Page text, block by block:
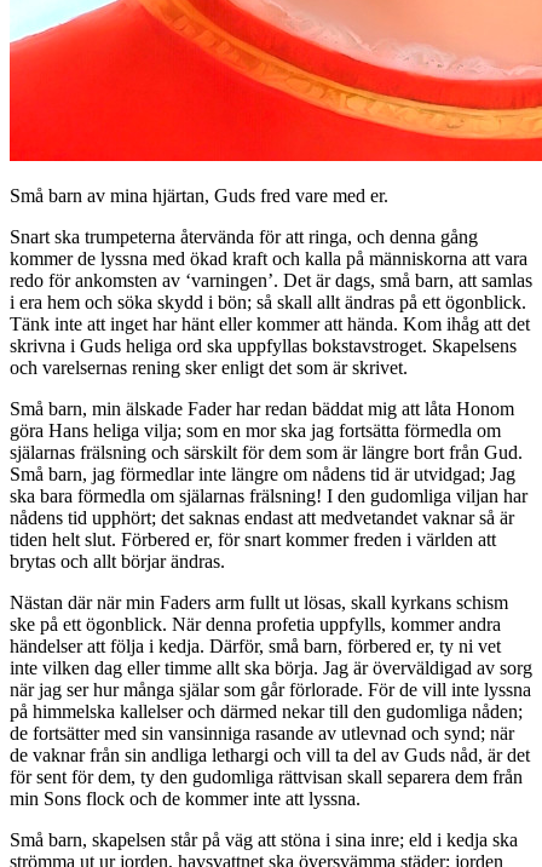
Små barn av mina hjärtan, Guds fred vare med er.
Snart ska trumpeterna återvända för att ringa, och denna gång
kommer de lyssna med ökad kraft och kalla på människorna att vara
redo för ankomsten av ‘varningen’. Det är dags, små barn, att samlas
i era hem och söka skydd i bön; så skall allt ändras på ett ögonblick.
Tänk inte att inget har hänt eller kommer att hända. Kom ihåg att det
skrivna i Guds heliga ord ska uppfyllas bokstavstroget. Skapelsens
och varelsernas rening sker enligt det som är skrivet.
Små barn, min älskade Fader har redan bäddat mig att låta Honom
göra Hans heliga vilja; som en mor ska jag fortsätta förmedla om
själarnas frälsning och särskilt för dem som är längre bort från Gud.
Små barn, jag förmedlar inte längre om nådens tid är utvidgad; Jag
ska bara förmedla om själarnas frälsning! I den gudomliga viljan har
nådens tid upphört; det saknas endast att medvetandet vaknar så är
tiden helt slut. Förbered er, för snart kommer freden i världen att
brytas och allt börjar ändras.
Nästan där när min Faders arm fullt ut lösas, skall kyrkans schism
ske på ett ögonblick. När denna profetia uppfylls, kommer andra
händelser att följa i kedja. Därför, små barn, förbered er, ty ni vet
inte vilken dag eller timme allt ska börja. Jag är överväldigad av sorg
när jag ser hur många själar som går förlorade. För de vill inte lyssna
på himmelska kallelser och därmed nekar till den gudomliga nåden;
de fortsätter med sin vansinniga rasande av utlevnad och synd; när
de vaknar från sin andliga lethargi och vill ta del av Guds nåd, är det
för sent för dem, ty den gudomliga rättvisan skall separera dem från
min Sons flock och de kommer inte att lyssna.
Små barn, skapelsen står på väg att stöna i sina inre; eld i kedja ska
strömma ut ur jorden, havsvattnet ska översvämma städer; jorden